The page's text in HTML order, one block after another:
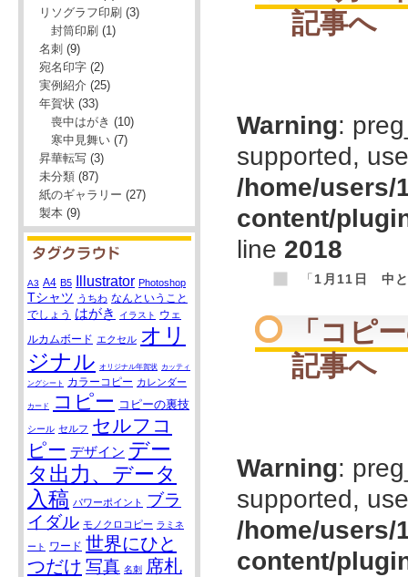
リソグラフ印刷 (3)
封筒印刷 (1)
名刺 (9)
宛名印字 (2)
実例紹介 (25)
年賀状 (33)
喪中はがき (10)
寒中見舞い (7)
昇華転写 (3)
未分類 (87)
紙のギャラリー (27)
製本 (9)
A3 A4 B5 Illustrator Photoshop
Tシャツ うちわ なんということ
でしょう はがき イラスト
ウェ
ルカムボード エクセル オリ
ジナル オリジナル年賀状 カッティ
ングシート
カラーコピー カレンダー
カード コピー コピーの裏技
シール セルフ セルフコ
ピー デザイン デー
タ出力、データ
入稿 パワーポイント ブラ
イダル モノクロコピー ラミネ
ート ワード 世界にひと
つだけ 写真 名刺 席札
記事へ
Warning:
supported,
/home/users/
content/
line 2018
「 1月11日 中と
「 コピ
記事へ
Warning:
supported,
/home/users/
content/